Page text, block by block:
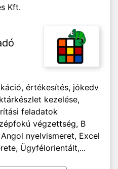
Kft.
értékesítés, jókedv
kezelése,
feladatok
végzettség, B
nyelvismeret, Excel
Ügyfélorientált,...